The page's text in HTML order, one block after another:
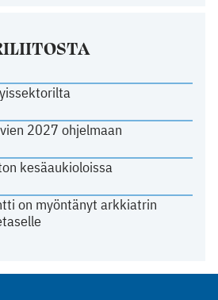
2027 ohjelmaan
kesäaukioloissa
on myöntänyt arkkiatrin